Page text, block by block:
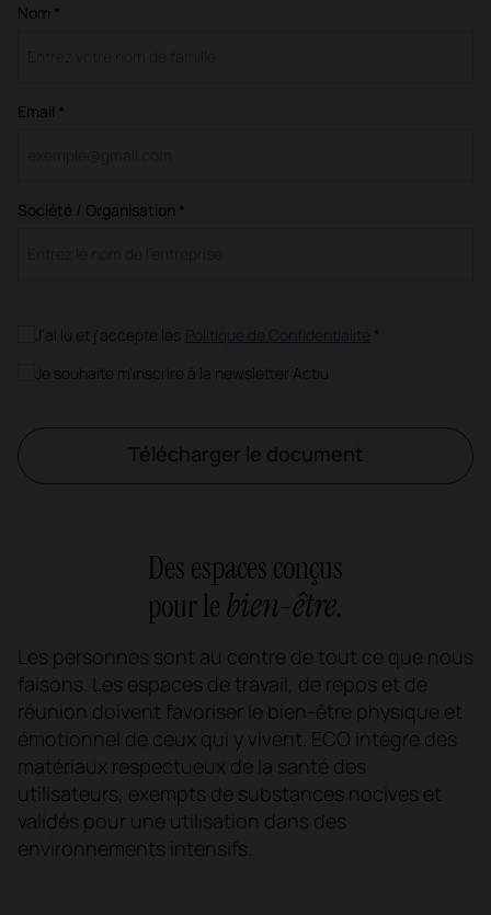
Nom *
Email *
Société / Organisation *
J'ai lu et j'accepte les Politique de Confidentialité *
Je souhaite m'inscrire à la newsletter Actiu
Télécharger le document
Des espaces conçus
pour lebien-être.
Les personnes sont au centre de tout ce que nous
faisons. Les espaces de travail, de repos et de
réunion doivent favoriser le bien-être physique et
émotionnel de ceux qui y vivent. ECO intègre des
matériaux respectueux de la santé des
utilisateurs, exempts de substances nocives et
validés pour une utilisation dans des
environnements intensifs.